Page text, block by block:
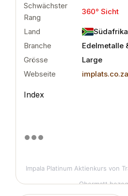
Schwächster
Rang
360° Sicht
Land
Südafrika
Branche
Edelmetalle
Grösse
Large
Webseite
implats.co.za
Index
Impala Platinum Aktienkurs von
Obermatt